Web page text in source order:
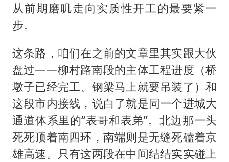
从前期磨叽走向实质性开工的最要紧一
步。
这条路，咱们在之前的文章里其实跟大伙
盘过——柳村路南段的主体工程进度（桥
墩子已经完工、钢梁马上就要吊装了）和
这段市内接线，说白了就是同一个进城大
通道体系里的“表哥和表弟”。北边那一头
死死顶着南四环，南端则是无缝死磕着京
雄高速。只有这两段在中间结结实实碰上